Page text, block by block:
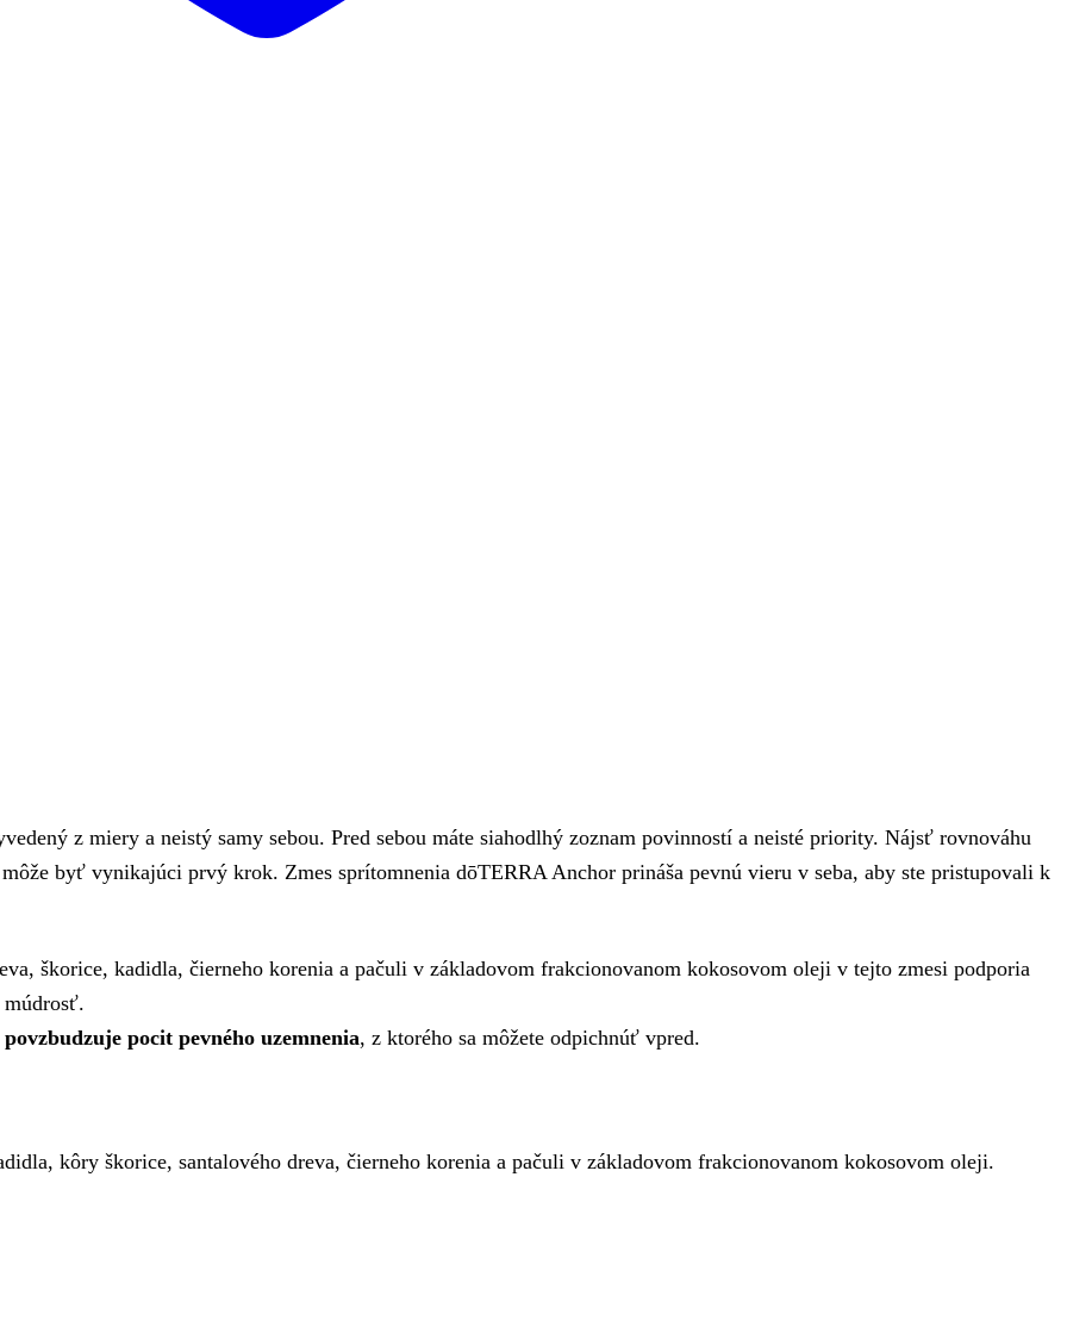
z miery a neistý samy sebou. Pred sebou máte siahodlhý zoznam povinností a neisté priority. Nájsť rovnováhu
byť vynikajúci prvý krok. Zmes sprítomnenia dōTERRA Anchor prináša pevnú vieru v seba, aby ste pristupovali k
škorice, kadidla, čierneho korenia a pačuli v základovom frakcionovanom kokosovom oleji v tejto zmesi podporia
múdrosť.
povzbudzuje pocit pevného uzemnenia, z ktorého sa môžete odpichnúť vpred.
kôry škorice, santalového dreva, čierneho korenia a pačuli v základovom frakcionovanom kokosovom oleji.